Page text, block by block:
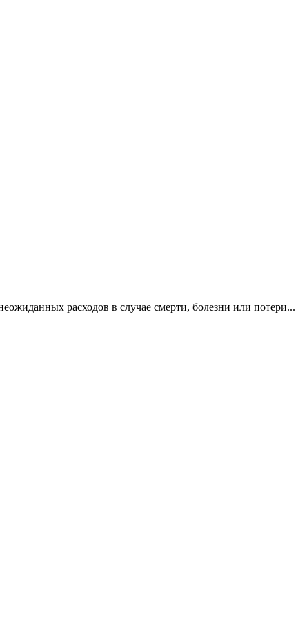
расходов в случае смерти, болезни или потери...